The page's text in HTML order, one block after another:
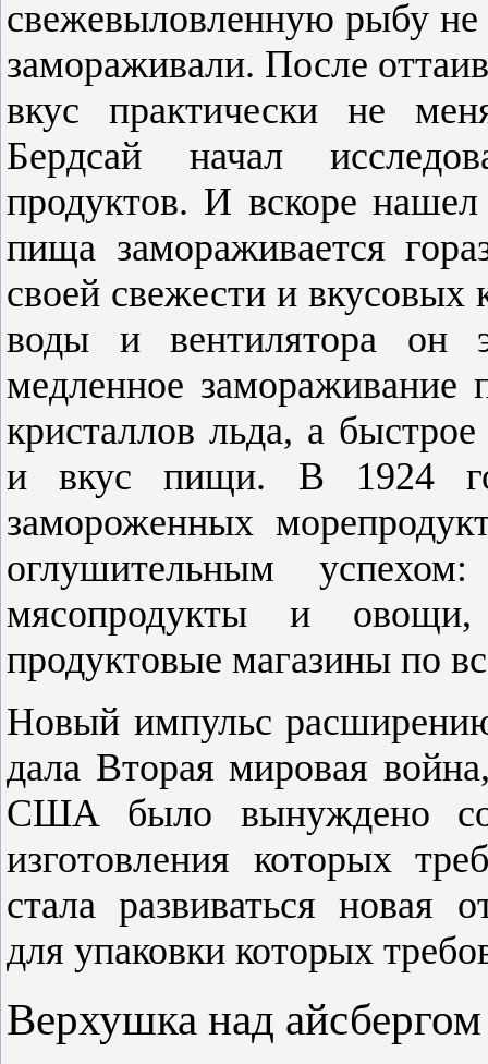
свежевыловленную рыбу
замораживали. После
вкус практически не
Бердсай начал
продуктов. И вскоре
пища замораживается
своей свежести и
воды и вентилятора он
медленное замораживание
кристаллов льда, а
и вкус пищи. В 1924
замороженных
оглушительным
мясопродукты и
продуктовые магазины по
Новый импульс
дала Вторая мировая
США было вынуждено
изготовления которых
стала развиваться новая
для упаковки которых
Верхушка над айсбергом